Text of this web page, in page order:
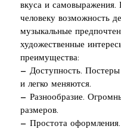
вкуса и
человеку возможность
музыкальные
художественные
преимущества:
— Доступность.
и легко меняются.
— Разнообразие.
размеров.
— Простота